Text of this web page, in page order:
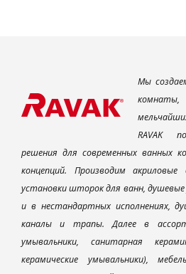
Мы
RAVAK
решения для современных ванных
концепций. Производим
установки шторок для ванн,
и в нестандартных исполнениях,
каналы и трапы. Далее в
умывальники, санитарная
керамические умывальники),